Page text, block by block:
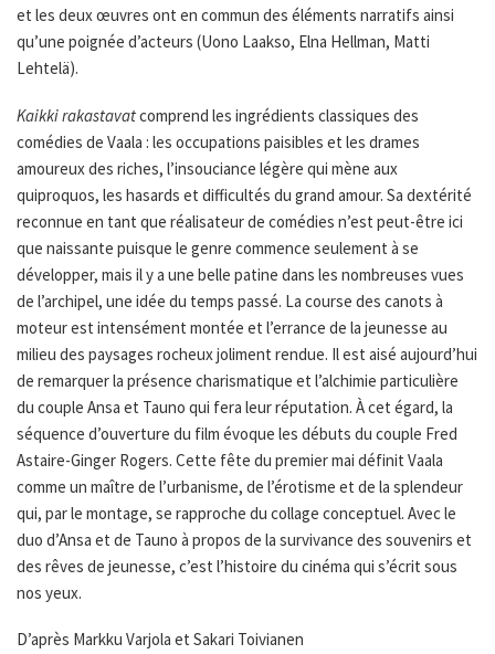
et les deux œuvres ont en commun des éléments narratifs ainsi
qu’une poignée d’acteurs (Uono Laakso, Elna Hellman, Matti
Lehtelä).
Kaikki rakastavatcomprend les ingrédients classiques des
comédies de Vaala : les occupations paisibles et les drames
amoureux des riches, l’insouciance légère qui mène aux
quiproquos, les hasards et difficultés du grand amour. Sa dextérité
reconnue en tant que réalisateur de comédies n’est peut-être ici
que naissante puisque le genre commence seulement à se
développer, mais il y a une belle patine dans les nombreuses vues
de l’archipel, une idée du temps passé. La course des canots à
moteur est intensément montée et l’errance de la jeunesse au
milieu des paysages rocheux joliment rendue. Il est aisé aujourd’hui
de remarquer la présence charismatique et l’alchimie particulière
du couple Ansa et Tauno qui fera leur réputation. À cet égard, la
séquence d’ouverture du film évoque les débuts du couple Fred
Astaire-Ginger Rogers. Cette fête du premier mai définit Vaala
comme un maître de l’urbanisme, de l’érotisme et de la splendeur
qui, par le montage, se rapproche du collage conceptuel. Avec le
duo d’Ansa et de Tauno à propos de la survivance des souvenirs et
des rêves de jeunesse, c’est l’histoire du cinéma qui s’écrit sous
nos yeux.
D’après Markku Varjola et Sakari Toivianen